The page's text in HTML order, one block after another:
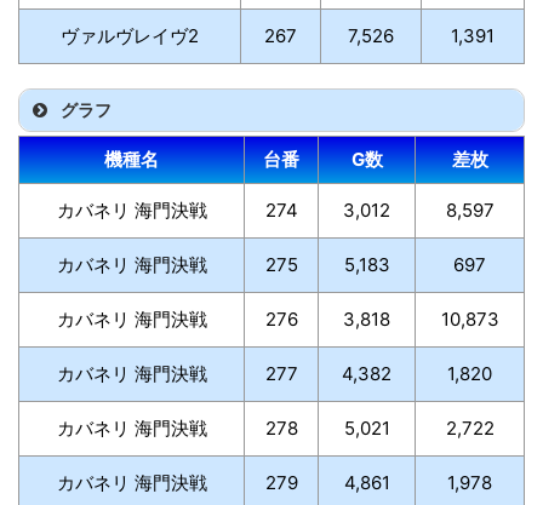
ヴァルヴレイヴ2 267 7,526 1,391
グラフ
機種名 台番 G数 差枚
カバネリ 海門決戦 274 3,012 8,597
カバネリ 海門決戦 275 5,183 697
カバネリ 海門決戦 276 3,818 10,873
カバネリ 海門決戦 277 4,382 1,820
カバネリ 海門決戦 278 5,021 2,722
カバネリ 海門決戦 279 4,861 1,978